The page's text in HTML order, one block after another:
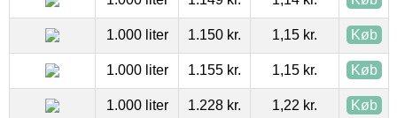
1.000 liter 1.150 kr. 1,15 kr. Køb
1.000 liter 1.155 kr. 1,15 kr. Køb
1.000 liter 1.228 kr. 1,22 kr. Køb